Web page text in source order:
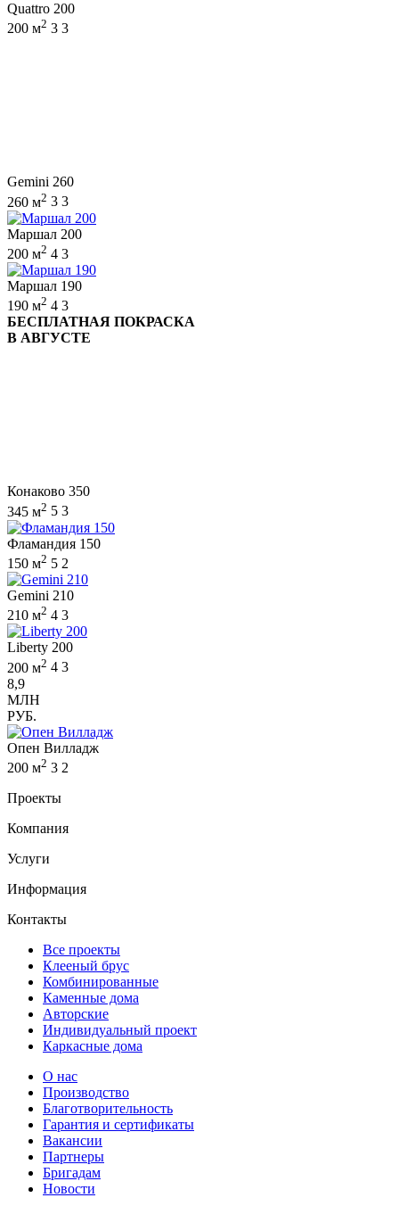
Quattro 200
200 м2 3 3
Gemini 260
260 м2 3 3
Маршал 200
200 м2 4 3
Маршал 190
190 м2 4 3
БЕСПЛАТНАЯ ПОКРАСКА
В АВГУСТЕ
Конаково 350
345 м2 5 3
Фламандия 150
150 м2 5 2
Gemini 210
210 м2 4 3
Liberty 200
200 м2 4 3
8,9
МЛН
РУБ.
Опен Вилладж
200 м2 3 2
Проекты
Компания
Услуги
Информация
Контакты
Все проекты
Клееный брус
Комбинированные
Каменные дома
Авторские
Индивидуальный проект
Каркасные дома
О нас
Производство
Благотворительность
Гарантия и сертификаты
Вакансии
Партнеры
Бригадам
Новости